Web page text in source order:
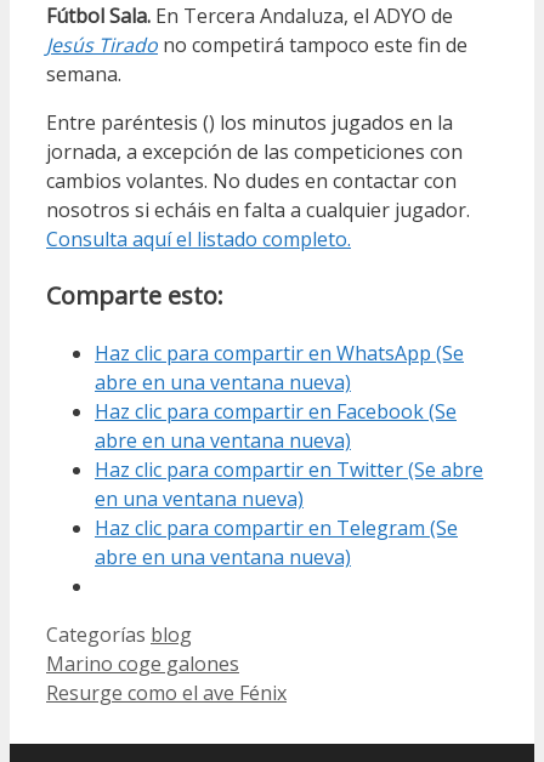
Fútbol Sala. En Tercera Andaluza, el ADYO de
Jesús Tirado no competirá tampoco este fin de
semana.
Entre paréntesis () los minutos jugados en la
jornada, a excepción de las competiciones con
cambios volantes. No dudes en contactar con
nosotros si echáis en falta a cualquier jugador.
Consulta aquí el listado completo.
Comparte esto:
Haz clic para compartir en WhatsApp (Se
abre en una ventana nueva)
Haz clic para compartir en Facebook (Se
abre en una ventana nueva)
Haz clic para compartir en Twitter (Se abre
en una ventana nueva)
Haz clic para compartir en Telegram (Se
abre en una ventana nueva)
Categorías blog
Marino coge galones
Resurge como el ave Fénix